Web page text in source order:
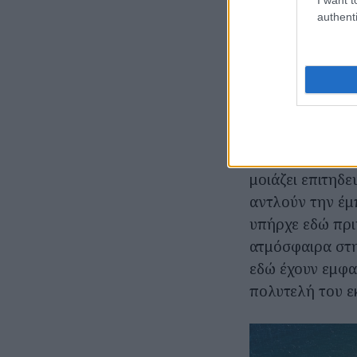
Architecture/
Το Isla Brown
Ήδη από την
πίσω σου την
συμβαίνει
μοιάζει
αντλούν την
υπήρχε εδώ
ατμόσφαιρα
εδώ έχουν
πολυτελή του